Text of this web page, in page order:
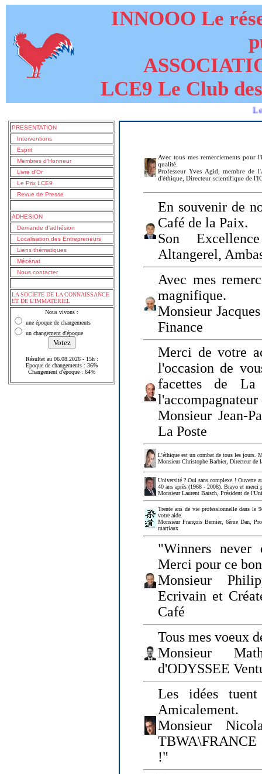
INNOOO Le
LCE9 Le Club
Le livre de
PRESENTATION
Interventions
Esprit
Membres d'Honneur
Livre d'Or
Le Prix LCE9
Revue de Presse
ADHESION
Demande d'adhésion
Localisation des Entrepreneurs
Liens thématiques
Mécénat
Nous contacter
LA SOCIETE DE LA CONNAISSANCE
ET DE L'IMMATERIEL
Nous vivons :
une époque de changements
un changement d'époque
Résultat au 06.08.2026 - 15h :
Epoque de changements : 36%
Changement d'époque : 64%
Avec tous mes remerciements pour
qualité.
Professeur Yves Agid, membre de
d'éthique, Directeur scientifique de
En souvenir de
Café de la Paix.
Son
Altangerel,
Avec mes
magnifique.
Monsieur
Finance
Merci de votre
l'occasion de
facettes de
Monsieur Jean-
La Poste
L'éthique est un combat de tous les jours.
Monsieur Christophe Barbier, Directeur de
Université ? Oui sans complexe ! Ouverte
40 ans après (1968 - 2008). Bravo et merci
Monsieur Laurent Batsch, Président de
Trente ans de vie professionnelle dans le
votre aide.
Monsieur François Bernier, 6ème Dan,
martiaux
"Winners
Merci pour ce
Monsieur
Ecrivain et
Café
Tous mes voeux
Monsieur
d'ODYSSEE
Les idées
Amicalement.
Monsieur
TBWA\FRANCE
!"